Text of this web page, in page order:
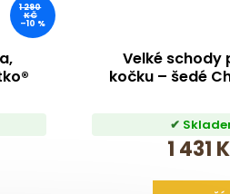
1 290
KČ
–10 %
Velké schody
kočku – šedé
1 431